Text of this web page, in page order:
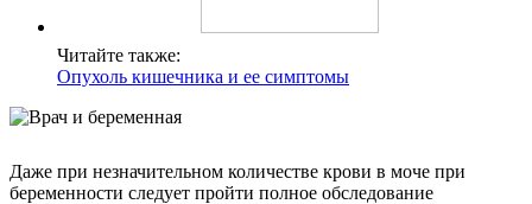
Читайте также:
Опухоль кишечника и ее симптомы
Даже при незначительном количестве крови в моче при
беременности следует пройти полное обследование